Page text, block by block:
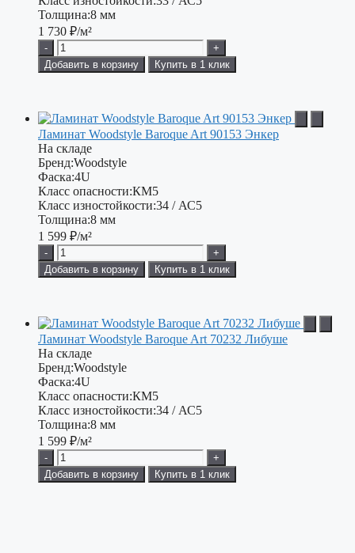
Толщина:8 мм
1 730 ₽/м²
-
+
Добавить в корзину
Купить в 1 клик
Ламинат Woodstyle Baroque Art 90153 Энкер
На складе
Бренд:Woodstyle
Фаска:4U
Класс опасности:КМ5
Класс изностойкости:34 / АС5
Толщина:8 мм
1 599 ₽/м²
-
+
Добавить в корзину
Купить в 1 клик
Ламинат Woodstyle Baroque Art 70232 Либуше
На складе
Бренд:Woodstyle
Фаска:4U
Класс опасности:КМ5
Класс изностойкости:34 / АС5
Толщина:8 мм
1 599 ₽/м²
-
+
Добавить в корзину
Купить в 1 клик